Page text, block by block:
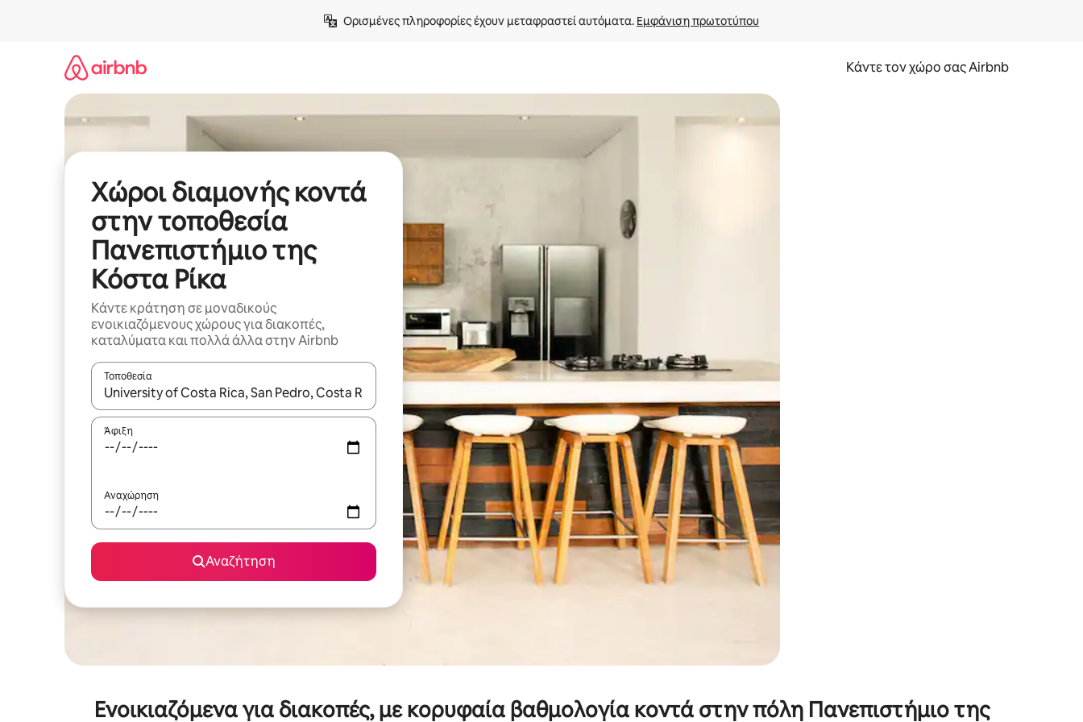
Ορισμένες πληροφορίες έχουν μεταφραστεί αυτόματα. Εμφάνιση πρωτοτύπου
Κάντε τον χώρο σας Airbnb
Χώροι διαμονής κοντά
στην τοποθεσία
Πανεπιστήμιο της
Κόστα Ρίκα
Κάντε κράτηση σε μοναδικούς
ενοικιαζόμενους χώρους για διακοπές,
καταλύματα και πολλά άλλα στην Airbnb
Τοποθεσία
Όταν τα αποτελέσματα είναι διαθέσιμα, μπορείτε να πλοηγηθείτε στη σελίδα με τα κουμπιά πάνω και κάτω βέλους, να την εξερευνήσετε με την αφή ή να τη σύρετε με τα δάχτυλα.
Άφιξη
Αναχώρηση
Αναζήτηση
Ενοικιαζόμενα για διακοπές, με κορυφαία βαθμολογία κοντά στην πόλη Πανεπιστήμιο της